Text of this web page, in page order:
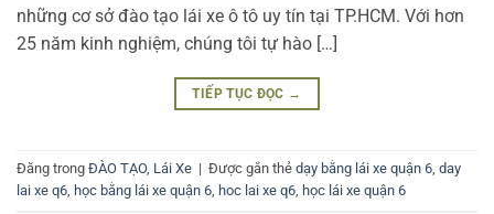
những cơ sở đào tạo lái xe ô tô uy tín tại TP.HCM. Với hơn
25 năm kinh nghiệm, chúng tôi tự hào […]
TIẾP TỤC ĐỌC →
Đăng trong ĐÀO TẠO, Lái Xe | Được gắn thẻ dạy bằng lái xe quận 6, day
lai xe q6, học bằng lái xe quận 6, hoc lai xe q6, học lái xe quận 6